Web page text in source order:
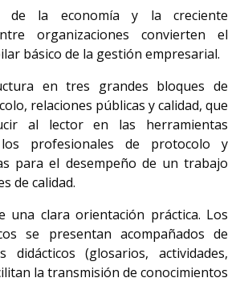
de la economía y la creciente
organizaciones convierten el
básico de la gestión empresarial.
en tres grandes bloques de
relaciones públicas y calidad, que
al lector en las herramientas
profesionales de protocolo y
para el desempeño de un trabajo
de calidad.
una clara orientación práctica. Los
se presentan acompañados de
didácticos (glosarios, actividades,
la transmisión de conocimientos